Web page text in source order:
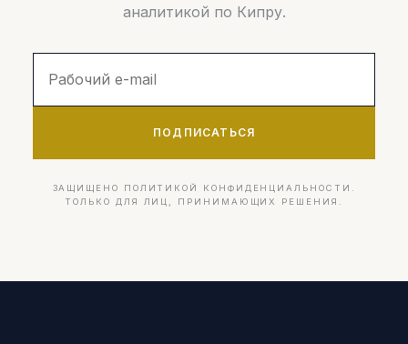
аналитикой по Кипру.
ПОДПИСАТЬСЯ
ЗАЩИЩЕНО ПОЛИТИКОЙ КОНФИДЕНЦИАЛЬНОСТИ.
ТОЛЬКО ДЛЯ ЛИЦ, ПРИНИМАЮЩИХ РЕШЕНИЯ.